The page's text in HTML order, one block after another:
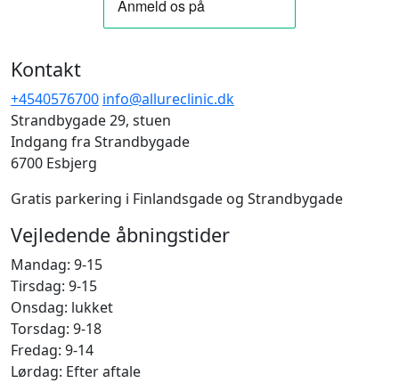
Kontakt
+4540576700 info@allureclinic.dk
Strandbygade 29, stuen
Indgang fra Strandbygade
6700 Esbjerg
Gratis parkering i Finlandsgade og Strandbygade
Vejledende åbningstider
Mandag: 9-15
Tirsdag: 9-15
Onsdag: lukket
Torsdag: 9-18
Fredag: 9-14
Lørdag: Efter aftale